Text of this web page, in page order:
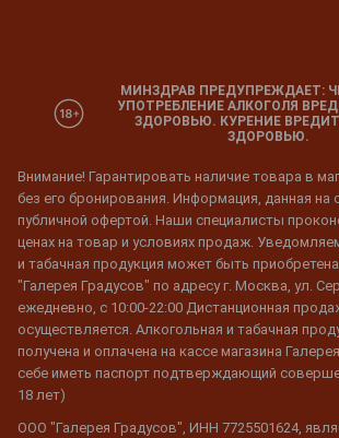
МИНЗДРАВ ПРЕДУПРЕЖДАЕТ:
УПОТРЕБЛЕНИЕ АЛКОГОЛЯ
ЗДОРОВЬЮ. КУРЕНИЕ
ЗДОРОВЬЮ.
Внимание! Гарантировать наличие товара в
без его бронирования. Информация, данная на
публичной офертой. Наши специалисты
ценах на товар и условиях продаж.
и табачная продукция может быть
"Галерея Градусов" по адресу г. Москва, ул.
ежедневно, с 10:00-22:00 Дистанционная
осуществляется. Алкогольная и табачная
получена и оплачена на кассе магазина
себе иметь паспорт подтверждающий
18 лет)
ООО "Галерея Градусов", ИНН 7725501624,